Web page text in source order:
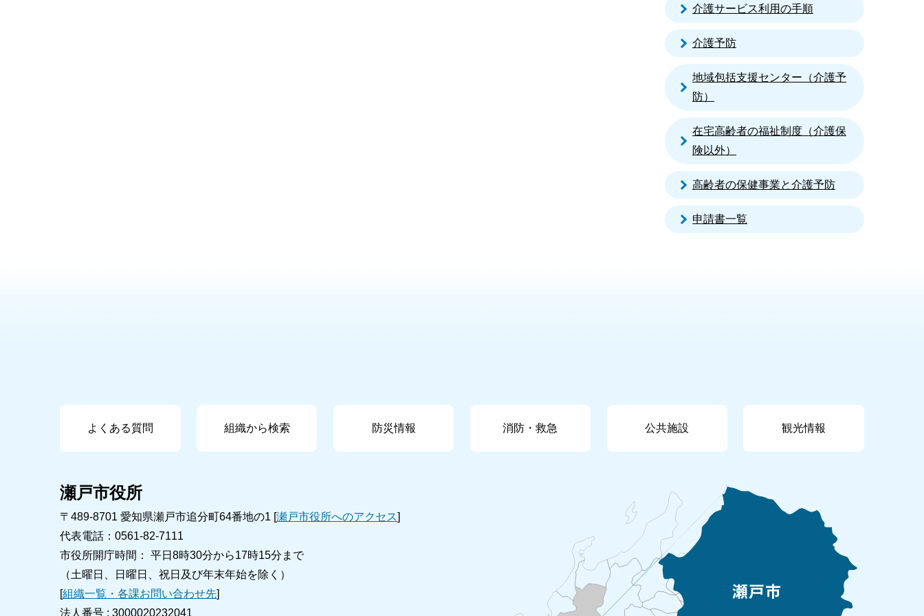
介護サービス利用の手順
介護予防
地域包括支援センター（介護予
防）
在宅高齢者の福祉制度（介護保
険以外）
高齢者の保健事業と介護予防
申請書一覧
よくある質問 組織から検索 防災情報 消防・救急 公共施設 観光情報
瀬戸市役所
〒489-8701 愛知県瀬戸市追分町64番地の1 [瀬戸市役所へのアクセス]
代表電話：0561-82-7111
市役所開庁時間： 平日8時30分から17時15分まで
（土曜日、日曜日、祝日及び年末年始を除く）
[組織一覧・各課お問い合わせ先]
法人番号 : 3000020232041